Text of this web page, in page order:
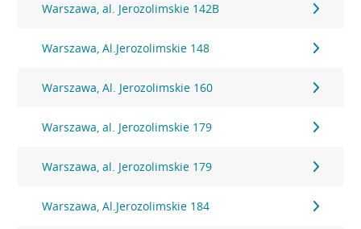
Warszawa, al. Jerozolimskie 142B
Warszawa, Al.Jerozolimskie 148
Warszawa, Al. Jerozolimskie 160
Warszawa, al. Jerozolimskie 179
Warszawa, al. Jerozolimskie 179
Warszawa, Al.Jerozolimskie 184